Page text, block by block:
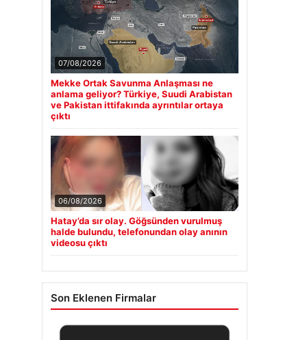
07/08/2026
Mekke Ortak Savunma Anlaşması ne
anlama geliyor? Türkiye, Suudi Arabistan
ve Pakistan ittifakında ayrıntılar ortaya
çıktı
06/08/2026
Hatay’da sır olay. Göğsünden vurulmuş
halde bulundu, telefonundan olay anının
videosu çıktı
Son Eklenen Firmalar